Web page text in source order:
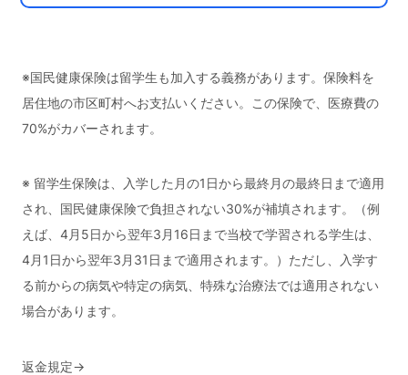
※国民健康保険は留学生も加入する義務があります。保険料を
居住地の市区町村へお支払いください。この保険で、医療費の
70%がカバーされます。
※ 留学生保険は、入学した月の1日から最終月の最終日まで適用
され、国民健康保険で負担されない30%が補填されます。（例
えば、4月5日から翌年3月16日まで当校で学習される学生は、
4月1日から翌年3月31日まで適用されます。）ただし、入学す
る前からの病気や特定の病気、特殊な治療法では適用されない
場合があります。
返金規定→